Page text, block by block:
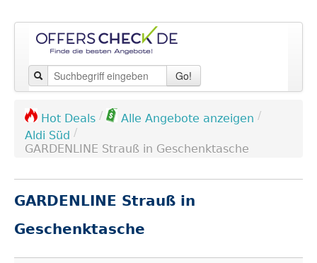
Go!
Hot Deals / Alle Angebote anzeigen /
Aldi Süd /
GARDENLINE Strauß in Geschenktasche
GARDENLINE Strauß in
Geschenktasche